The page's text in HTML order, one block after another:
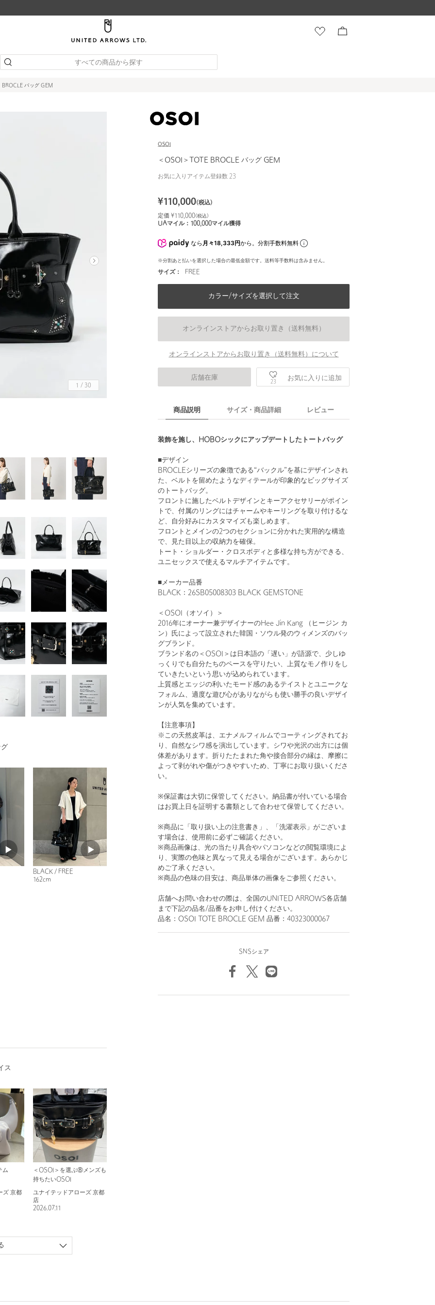
すべての商品から探す
バッグ GEM
1 / 30
OSOI
＜OSOI＞TOTE BROCLE バッグ GEM
お気に入りアイテム登録数 23
¥110,000(税込)
定価 ¥ 110,000(税込)
UAマイル： 100,000マイル獲得
なら 月々18,333円から。分割手数料無料
※分割あと払いを選択した場合の最低金額です。送料等手数料は含みません。
サイズ： FREE
カラー/サイズを選択して注文
オンラインストアからお取り置き（送料無料）
オンラインストアからお取り置き（送料無料）について
店舗在庫
23 お気に入りに追加
商品説明 サイズ・商品詳細 レビュー
装飾を施し、HOBOシックにアップデートしたトートバッグ
■デザイン
BROCLEシリーズの象徴である“バックル”を基にデザインされ
た、ベルトを留めたようなディテールが印象的なビッグサイズ
のトートバッグ。
フロントに施したベルトデザインとキーアクセサリーがポイン
トで、付属のリングにはチャームやキーリングを取り付けるな
ど、自分好みにカスタマイズも楽しめます。
フロントとメインの2つのセクションに分かれた実用的な構造
で、見た目以上の収納力を確保。
トート・ショルダー・クロスボディと多様な持ち方ができる、
ユニセックスで使えるマルチアイテムです。
■メーカー品番
BLACK：26SB05008303 BLACK GEMSTONE
＜OSOI（オソイ）＞
2016年にオーナー兼デザイナーのHee Jin Kang （ヒージン カ
ン）氏によって設立された韓国・ソウル発のウィメンズのバッ
グブランド。
ブランド名の＜OSOI＞は日本語の「遅い」が語源で、少しゆ
っくりでも自分たちのペースを守りたい、上質なモノ作りをし
ていきたいという思いが込められています。
上質感とエッジの利いたモード感のあるテイストとユニークな
フォルム、適度な遊び心がありながらも使い勝手の良いデザイ
ンが人気を集めています。
【注意事項】
※この天然皮革は、エナメルフィルムでコーティングされてお
り、自然なシワ感を演出しています。シワや光沢の出方には個
体差があります。折りたたまれた角や接合部分の縁は、摩擦に
よって剥がれや傷がつきやすいため、丁寧にお取り扱いくださ
い。
※保証書は大切に保管してください。納品書が付いている場合
はお買上日を証明する書類として合わせて保管してください。
※商品に「取り扱い上の注意書き」、「洗濯表示」がございま
す場合は、使用前に必ずご確認ください。
※商品画像は、光の当たり具合やパソコンなどの閲覧環境によ
り、実際の色味と異なって見える場合がございます。あらかじ
めご了承ください。
※商品の色味の目安は、商品単体の画像をご参照ください。
店舗へお問い合わせの際は、全国のUNITED ARROWS各店舗
まで下記の品名/品番をお申し付けください。
品名：OSOI TOTE BROCLE GEM 品番：40323000067
SNSシェア
BLACK / FREE
162cm
ス
ム
ズ 京都
＜OSOI＞を選ぶ⑧メンズも
持ちたいOSOI
ユナイテッドアローズ 京都
店
2026.07.11